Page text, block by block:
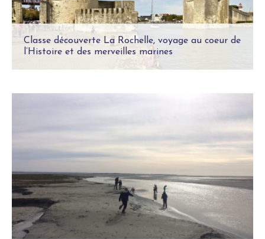
Classe découverte La Rochelle, voyage au coeur de
l’Histoire et des merveilles marines